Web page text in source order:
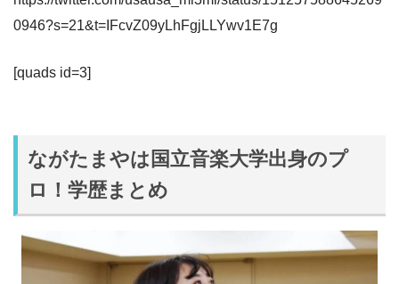
0946?s=21&t=IFcvZ09yLhFgjLLYwv1E7g
[quads id=3]
ながたまやは国立音楽大学出身のプ
ロ！学歴まとめ